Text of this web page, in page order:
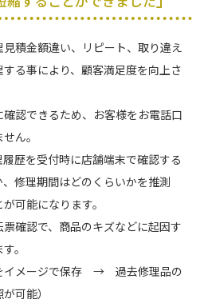
積金額違い、リピート、取り違え
る事により、顧客満足度を向上さ
認できるため、お客様をお電話口
ん。
歴を受付時に店舗端末で確認する
修理期間はどのくらいかを推測
可能になります。
確認で、商品のキズなどに起因す
。
をイメージで保存 → 過去修理品の
可能）